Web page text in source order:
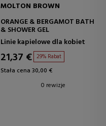
MOLTON BROWN
ORANGE & BERGAMOT BATH
& SHOWER GEL
Linie kapielowe dla kobiet
21,37 € 29% Rabat
Stała cena 30,00 €
0 rewizje